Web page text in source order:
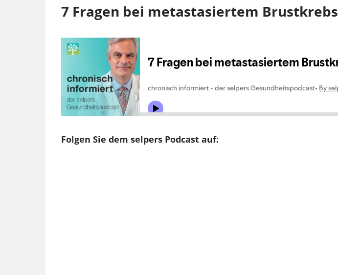
7 Fragen bei metastasiertem Brustkrebs
Folgen Sie dem selpers Podcast auf: